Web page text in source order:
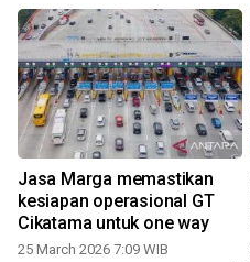
Jasa Marga memastikan
kesiapan operasional GT
Cikatama untuk one way
25 March 2026 7:09 WIB